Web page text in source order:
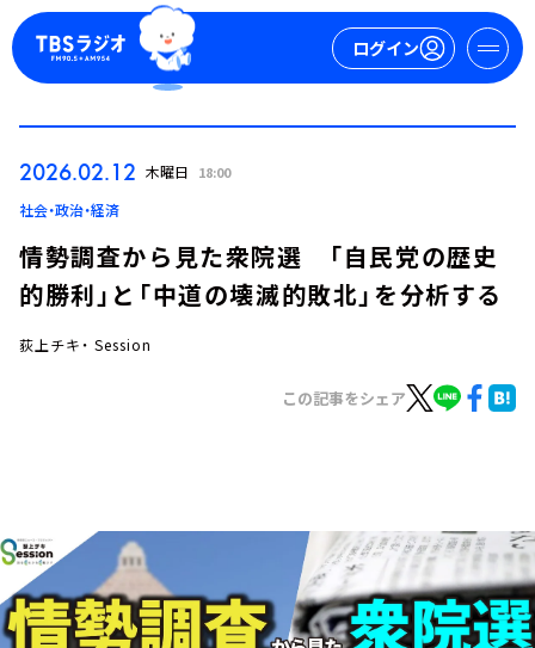
ログイン
お知らせ
イベント・グッズ
YouTube
会社情報
2026.02.12 木曜日 18:00
社会・政治・経済
情勢調査から見た衆院選 「自民党の歴史
的勝利」と「中道の壊滅的敗北」を分析する
荻上チキ・ Session
この記事をシェア